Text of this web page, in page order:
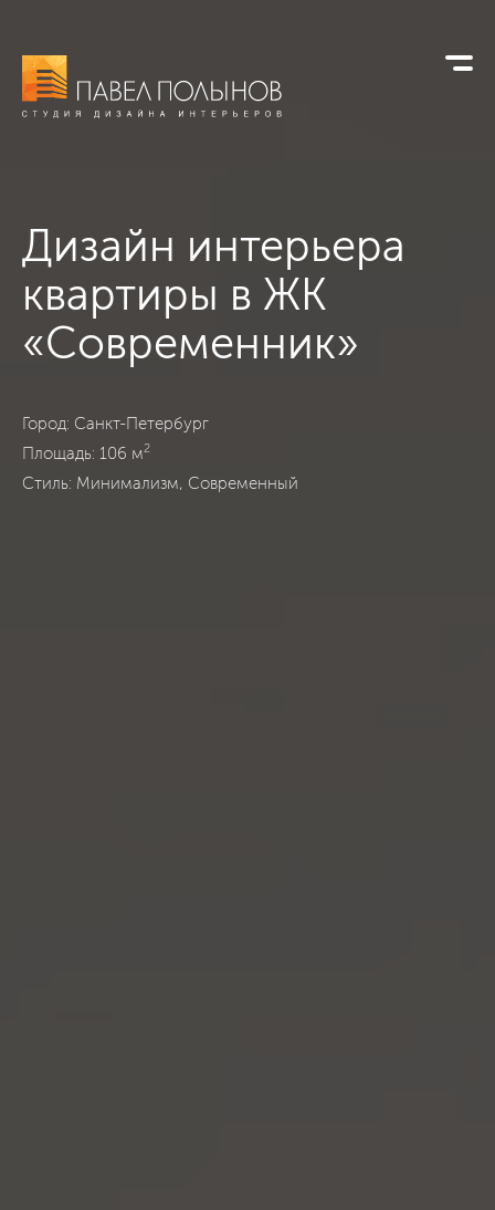
Дизайн интерьера
квартиры в ЖК
«Современник»
ЖК «Современник», Санкт-Петербург, Минимализм,
Город: Санкт-Петербург
Площадь: 106 м2
Стиль: Минимализм, Современный